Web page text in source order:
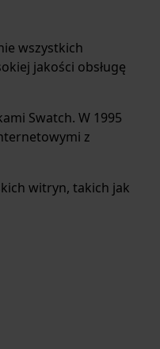
wszystkich
jakości obsługę
Swatch. W 1995
z
witryn, takich jak